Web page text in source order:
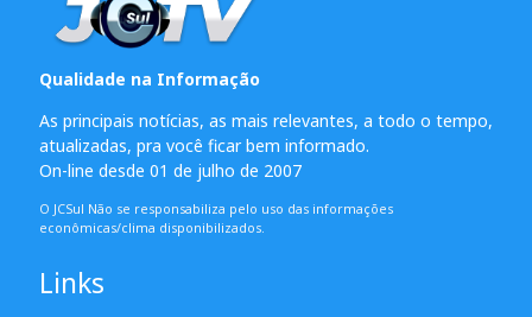
Qualidade na Informação
As principais notícias, as mais relevantes, a todo o tempo,
atualizadas, pra você ficar bem informado.
On-line desde 01 de julho de 2007
O JCSul Não se responsabiliza pelo uso das informações
econômicas/clima disponibilizados.
Links